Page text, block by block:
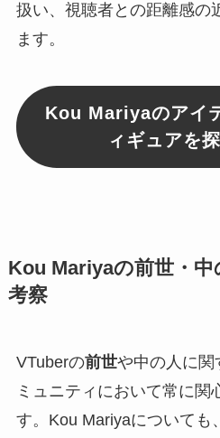
扱い、視聴者との距離感の
ます。
Kou Mariyaのアイ
ィギュアを
Kou Mariyaの前世・
考察
VTuberの前世や中の人に関
ミュニティにおいて常に関
す。Kou Mariyaについても